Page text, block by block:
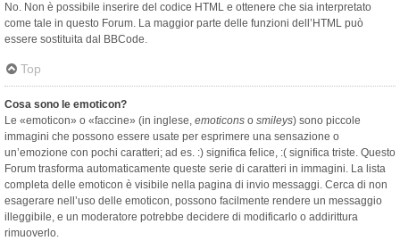
No. Non è possibile inserire del codice HTML e ottenere che sia interpretato
come tale in questo Forum. La maggior parte delle funzioni dell’HTML può
essere sostituita dal BBCode.
Top
Cosa sono le emoticon?
Le «emoticon» o «faccine» (in inglese, emoticons o smileys) sono piccole
immagini che possono essere usate per esprimere una sensazione o
un’emozione con pochi caratteri; ad es. :) significa felice, :( significa triste. Questo
Forum trasforma automaticamente queste serie di caratteri in immagini. La lista
completa delle emoticon è visibile nella pagina di invio messaggi. Cerca di non
esagerare nell’uso delle emoticon, possono facilmente rendere un messaggio
illeggibile, e un moderatore potrebbe decidere di modificarlo o addirittura
rimuoverlo.